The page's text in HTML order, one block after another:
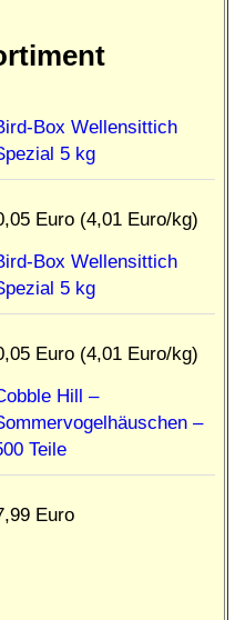
Box Wellensittich
5 kg
Euro (4,01 Euro/kg)
Box Wellensittich
5 kg
Euro (4,01 Euro/kg)
Hill –
–
Teile
Euro